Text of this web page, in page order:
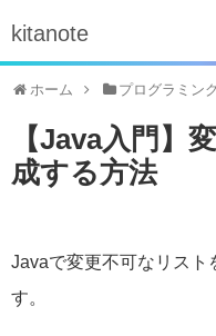
kitanote
ホーム プログラミン
【Java入門】
成する方法
Javaで変更不可なリスト
す。